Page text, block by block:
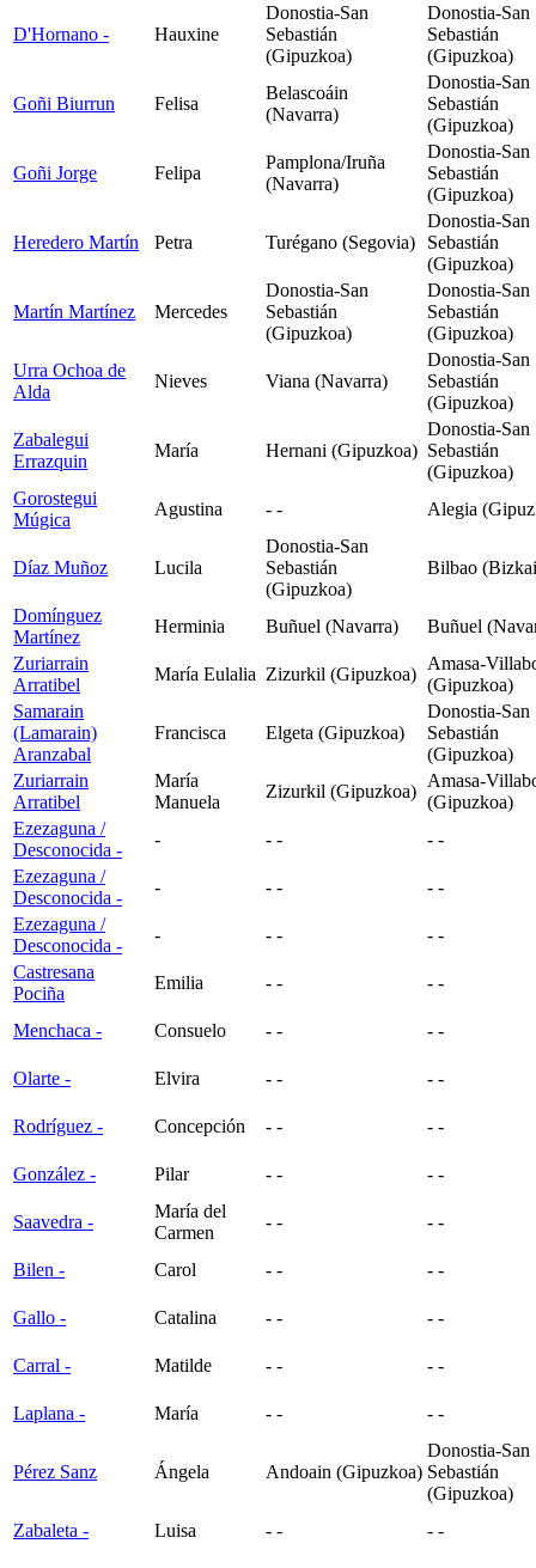
D'Hornano - Hauxine
Donostia-San
Sebastián
(Gipuzkoa)
Donostia-San
Sebastián
(Gipuzkoa)
Goñi Biurrun Felisa
Belascoáin
(Navarra)
Donostia-San
Sebastián
(Gipuzkoa)
Goñi Jorge Felipa
Pamplona/Iruña
(Navarra)
Donostia-San
Sebastián
(Gipuzkoa)
Heredero Martín Petra Turégano (Segovia)
Donostia-San
Sebastián
(Gipuzkoa)
Martín Martínez Mercedes
Donostia-San
Sebastián
(Gipuzkoa)
Donostia-San
Sebastián
(Gipuzkoa)
Urra Ochoa de
Alda
Nieves Viana (Navarra)
Donostia-San
Sebastián
(Gipuzkoa)
Zabalegui
Errazquin
María Hernani (Gipuzkoa)
Donostia-San
Sebastián
(Gipuzkoa)
Gorostegui
Múgica
Agustina - - Alegia
Díaz Muñoz Lucila
Donostia-San
Sebastián
(Gipuzkoa)
Bilbao
Domínguez
Martínez
Herminia Buñuel (Navarra)
Buñuel
Zuriarrain
Arratibel
María Eulalia Zizurkil (Gipuzkoa)
Amasa-
(Gipuzkoa)
Samarain
(Lamarain)
Aranzabal
Francisca Elgeta (Gipuzkoa)
Donostia-San
Sebastián
(Gipuzkoa)
Zuriarrain
Arratibel
María
Manuela
Zizurkil (Gipuzkoa)
Amasa-
(Gipuzkoa)
Ezezaguna /
Desconocida -
- - -
- -
Ezezaguna /
Desconocida -
- - -
- -
Ezezaguna /
Desconocida -
- - -
- -
Castresana
Pociña
Emilia - - - -
Menchaca - Consuelo - - - -
Olarte - Elvira - - - -
Rodríguez - Concepción - - - -
González - Pilar - - - -
Saavedra -
María del
Carmen
- - - -
Bilen - Carol - - - -
Gallo - Catalina - - - -
Carral - Matilde - - - -
Laplana - María - - - -
Pérez Sanz Ángela Andoain (Gipuzkoa)
Donostia-San
Sebastián
(Gipuzkoa)
Zabaleta - Luisa - - - -